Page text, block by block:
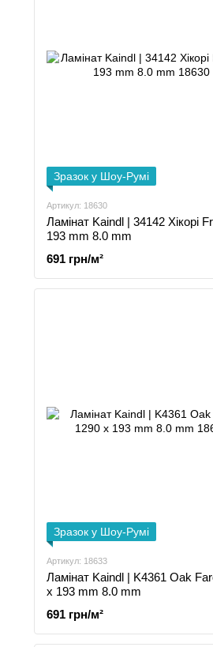
Зразок у Шоу-Румі
Артикул: 18630
Ламінат Kaindl | 34142 Хікорі
193 mm 8.0 mm
691 грн/м²
Зразок у Шоу-Румі
Артикул: 18633
Ламінат Kaindl | K4361 Oak
x 193 mm 8.0 mm
691 грн/м²